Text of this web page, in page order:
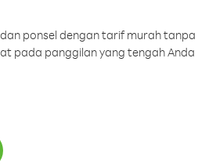
ponsel dengan tarif murah tanpa
pada panggilan yang tengah Anda